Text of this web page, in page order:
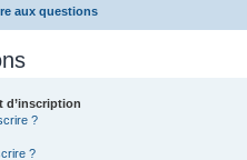
aux questions
d’inscription
?
?